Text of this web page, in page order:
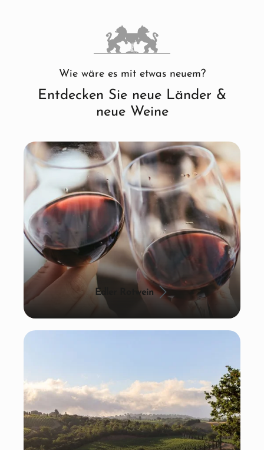
Wie wäre es mit etwas neuem?
Entdecken Sie neue Länder &
neue Weine
Edler Rotwein